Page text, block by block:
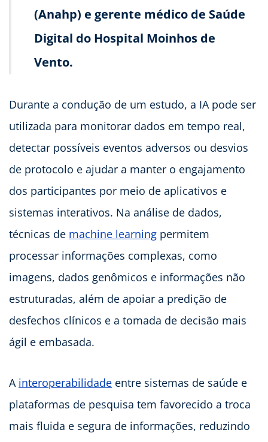
(Anahp) e gerente médico de Saúde
Digital do Hospital Moinhos de
Vento.
Durante a condução de um estudo, a IA pode ser
utilizada para monitorar dados em tempo real,
detectar possíveis eventos adversos ou desvios
de protocolo e ajudar a manter o engajamento
dos participantes por meio de aplicativos e
sistemas interativos. Na análise de dados,
técnicas de machine learning permitem
processar informações complexas, como
imagens, dados genômicos e informações não
estruturadas, além de apoiar a predição de
desfechos clínicos e a tomada de decisão mais
ágil e embasada.
A interoperabilidade entre sistemas de saúde e
plataformas de pesquisa tem favorecido a troca
mais fluida e segura de informações, reduzindo